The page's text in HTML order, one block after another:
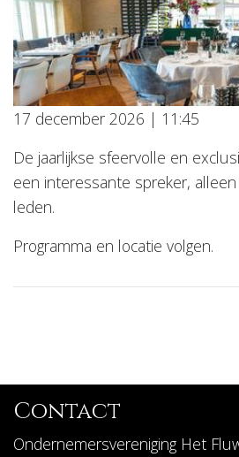
17 december 2026 | 11:45
De jaarlijkse sfeervolle en
een interessante spreker,
leden.
Programma en locatie volgen.
Contact
Ondernemersvereniging Het